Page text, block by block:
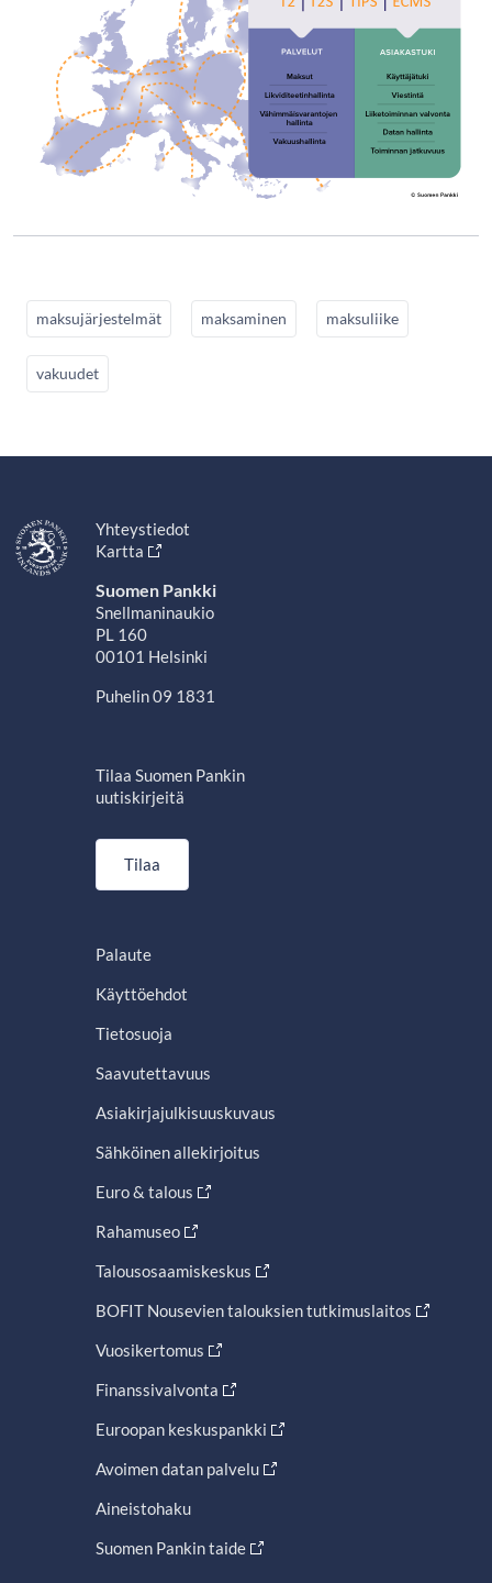
maksujärjestelmät maksaminen maksuliike
vakuudet
Yhteystiedot
Kartta
Suomen Pankki
Snellmaninaukio
PL 160
00101 Helsinki
Puhelin 09 1831
Tilaa Suomen Pankin
uutiskirjeitä
Tilaa
Palaute
Käyttöehdot
Tietosuoja
Saavutettavuus
Asiakirjajulkisuuskuvaus
Sähköinen allekirjoitus
Euro & talous
Rahamuseo
Talousosaamiskeskus
BOFIT Nousevien talouksien tutkimuslaitos
Vuosikertomus
Finanssivalvonta
Euroopan keskuspankki
Avoimen datan palvelu
Aineistohaku
Suomen Pankin taide